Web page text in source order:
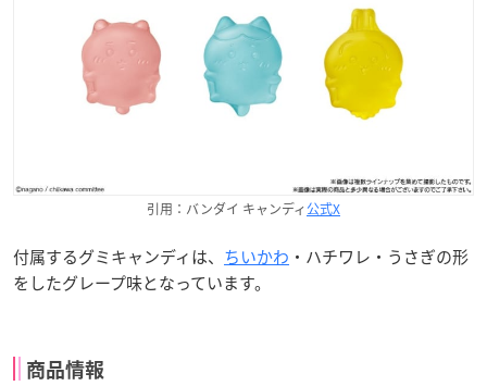
引用：バンダイ キャンディ公式X
付属するグミキャンディは、 ちいかわ ・ハチワレ・うさぎの形
をしたグレープ味となっています。
商品情報